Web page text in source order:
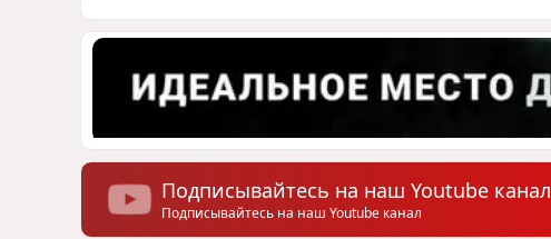
Подписывайтесь на наш Youtube канал
Подписывайтесь на наш Youtube канал